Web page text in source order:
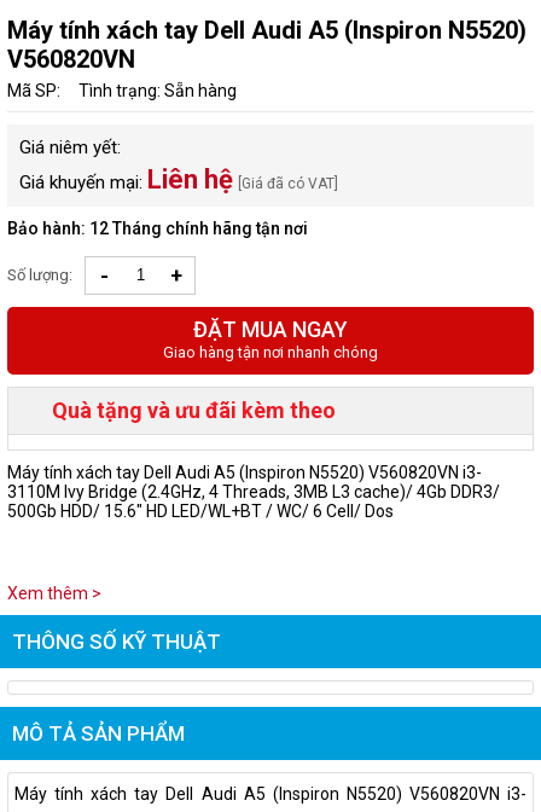
Máy tính xách tay Dell Audi A5 (Inspiron N5520)
V560820VN
Mã SP: Tình trạng: Sẵn hàng
Giá niêm yết:
Giá khuyến mại: Liên hệ [Giá đã có VAT]
Bảo hành: 12 Tháng chính hãng tận nơi
Số lượng: - +
ĐẶT MUA NGAY
Giao hàng tận nơi nhanh chóng
Quà tặng và ưu đãi kèm theo
Máy tính xách tay Dell Audi A5 (Inspiron N5520) V560820VN i3-
3110M Ivy Bridge (2.4GHz, 4 Threads, 3MB L3 cache)/ 4Gb DDR3/
500Gb HDD/ 15.6" HD LED/WL+BT / WC/ 6 Cell/ Dos
Xem thêm >
THÔNG SỐ KỸ THUẬT
MÔ TẢ SẢN PHẨM
Máy tính xách tay Dell Audi A5 (Inspiron N5520) V560820VN i3-